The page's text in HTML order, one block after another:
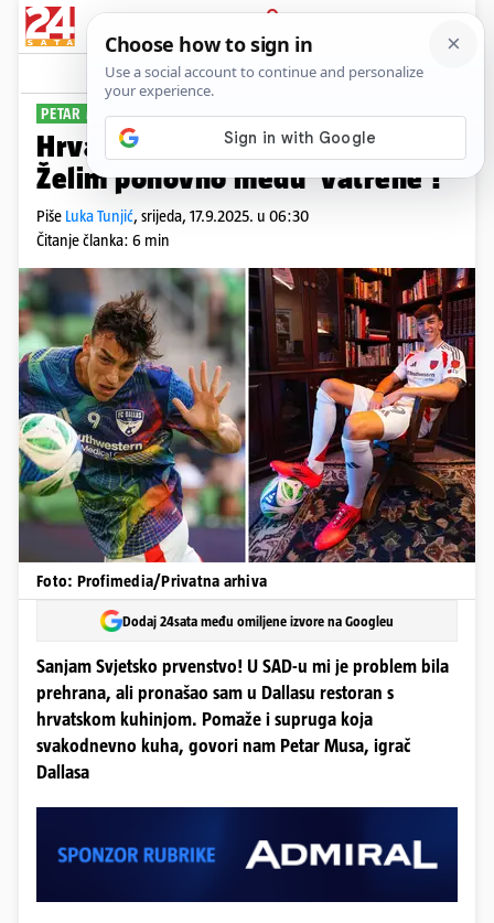
PRIJAVA
Sport Komentari
PETAR MUSA ZA 24SATA PLUS+
Hrvat s najviše golova u 2025.:
Želim ponovno među 'vatrene'!
Piše Luka Tunjić, srijeda, 17.9.2025. u 06:30
Čitanje članka: 6 min
Foto: Profimedia/Privatna arhiva
Dodaj 24sata među omiljene izvore na Googleu
Sanjam Svjetsko prvenstvo! U SAD-u mi je problem bila
prehrana, ali pronašao sam u Dallasu restoran s
hrvatskom kuhinjom. Pomaže i supruga koja
svakodnevno kuha, govori nam Petar Musa, igrač
Dallasa